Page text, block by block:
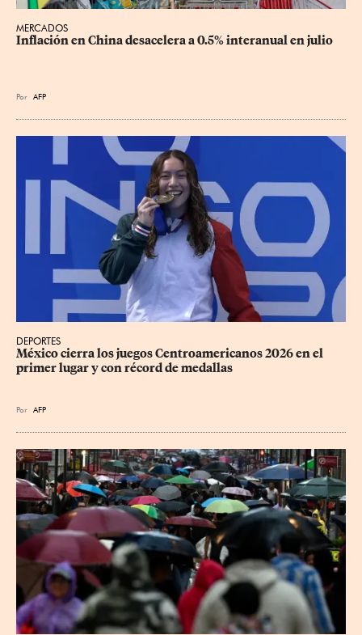
MERCADOS
Inflación en China desacelera a 0.5% interanual en julio
Por AFP
DEPORTES
México cierra los juegos Centroamericanos 2026 en el
primer lugar y con récord de medallas
Por AFP